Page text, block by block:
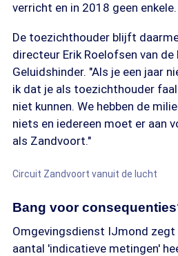
verricht en in 2018 geen enkele.
De toezichthouder blijft
directeur Erik Roelofsen van
Geluidshinder. "Als je een jaar
ik dat je als toezichthouder
niet kunnen. We hebben de
niets en iedereen moet er aan
als Zandvoort."
Circuit Zandvoort vanuit de lucht
Bang voor
Omgevingsdienst IJmond
aantal 'indicatieve metingen'